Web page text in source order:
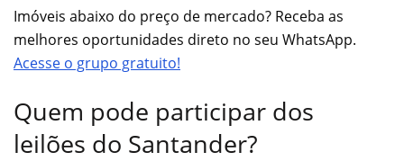
Imóveis abaixo do preço de mercado? Receba as
melhores oportunidades direto no seu WhatsApp.
Acesse o grupo gratuito!
Quem pode participar dos
leilões do Santander?